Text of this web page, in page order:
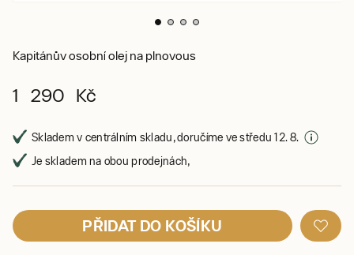
Kapitánův osobní olej na plnovous
1 290 Kč
Skladem v centrálním skladu, doručíme ve středu 12. 8.
Je skladem na obou prodejnách,
PŘIDAT DO KOŠÍKU